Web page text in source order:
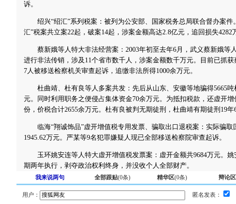
诉。
绍兴“绍汇”系列税案：被列为公安部、国家税务总局联合督办案件
汇”税案共立案22起，破案14起，涉案金额高达2.8亿元，追回损失4282
蔡新娥等人特大非法经营案：2003年初至去年6月，武义蔡新娥等人
进行非法传销，涉及11个省市数千人，涉案金额数千万元。目前已抓获
7人被移送检察机关审查起诉，追缴非法所得1000余万元。
杜曲靖、杜有良等人多案共发：先后从山东、安徽等地骗得5665吨
元。同时利用职务之便侵占集体资金70余万元。为抵扣税款，还虚开增
份，价税合计2655余万元。杜有良被判无期徒刑，杜曲靖有期徒刑19年6
临海“翔诚饰品”虚开增值税专用发票、骗取出口退税案：实际骗取
1945.62万元。严某等9名犯罪嫌疑人现已全部移送检察院审查起诉。
玉环姚安连等人特大虚开增值税发票案：虚开金额共9684万元。姚
期两年执行，剥夺政治权利终身，并没收个人全部财产。
我来说两句 全部跟贴(0条) 精华区(0条) 辩论区
用户： 匿名发表：